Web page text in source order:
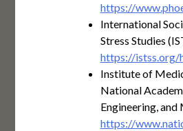
https://
International
Stress Studies
https://istss.org/
Institute of
National
Engineering, and
https://